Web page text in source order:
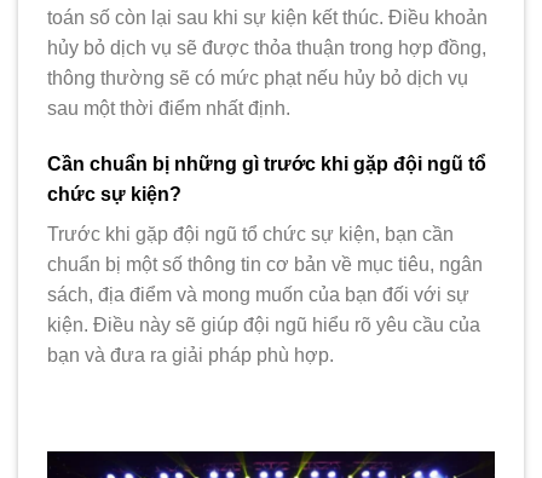
toán số còn lại sau khi sự kiện kết thúc. Điều khoản
hủy bỏ dịch vụ sẽ được thỏa thuận trong hợp đồng,
thông thường sẽ có mức phạt nếu hủy bỏ dịch vụ
sau một thời điểm nhất định.
Cần chuẩn bị những gì trước khi gặp đội ngũ tổ
chức sự kiện?
Trước khi gặp đội ngũ tổ chức sự kiện, bạn cần
chuẩn bị một số thông tin cơ bản về mục tiêu, ngân
sách, địa điểm và mong muốn của bạn đối với sự
kiện. Điều này sẽ giúp đội ngũ hiểu rõ yêu cầu của
bạn và đưa ra giải pháp phù hợp.